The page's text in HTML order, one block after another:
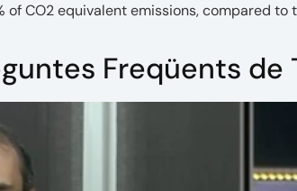
of CO2 equivalent emissions, compared
Freqüents de